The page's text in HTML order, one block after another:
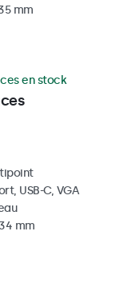
mm
en stock
USB-C, VGA
mm